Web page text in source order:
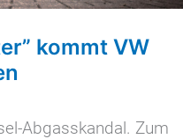
kommt VW
Abgasskandal. Zum